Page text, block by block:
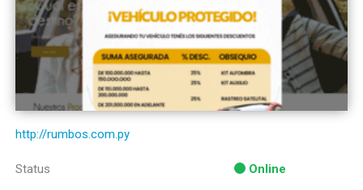
http://rumbos.com.py
Status Online